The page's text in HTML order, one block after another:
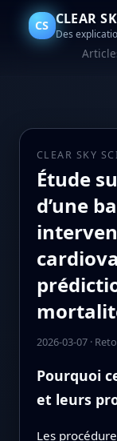
CS CLEAR
Des
CLEAR SKY
Étude
d’une
2026-03-07·
Pourquoi
et leurs
Les